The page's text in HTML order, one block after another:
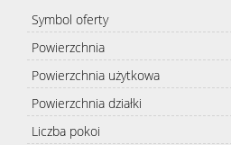
Symbol oferty
Powierzchnia
Powierzchnia użytkowa
Powierzchnia działki
Liczba pokoi